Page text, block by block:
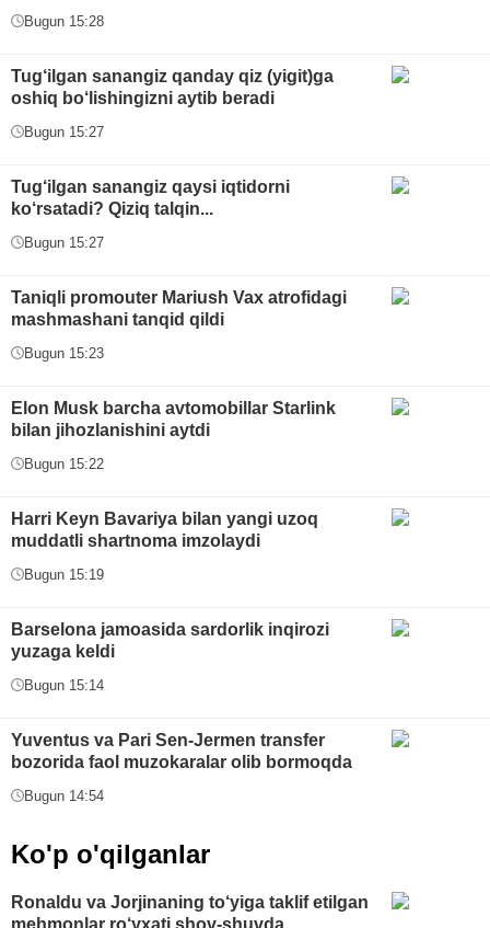
Bugun 15:28
Tug‘ilgan sanangiz qanday qiz (yigit)ga
oshiq bo‘lishingizni aytib beradi
Bugun 15:27
Tug‘ilgan sanangiz qaysi iqtidorni
ko‘rsatadi? Qiziq talqin...
Bugun 15:27
Taniqli promouter Mariush Vax atrofidagi
mashmashani tanqid qildi
Bugun 15:23
Elon Musk barcha avtomobillar Starlink
bilan jihozlanishini aytdi
Bugun 15:22
Harri Keyn Bavariya bilan yangi uzoq
muddatli shartnoma imzolaydi
Bugun 15:19
Barselona jamoasida sardorlik inqirozi
yuzaga keldi
Bugun 15:14
Yuventus va Pari Sen-Jermen transfer
bozorida faol muzokaralar olib bormoqda
Bugun 14:54
Ko'p o'qilganlar
Ronaldu va Jorjinaning to‘yiga taklif etilgan
mehmonlar ro‘yxati shov-shuvda